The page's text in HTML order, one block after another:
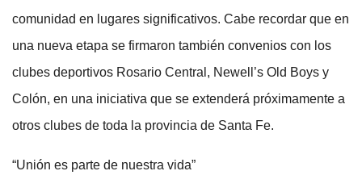
comunidad en lugares significativos. Cabe recordar que en
una nueva etapa se firmaron también convenios con los
clubes deportivos Rosario Central, Newell’s Old Boys y
Colón, en una iniciativa que se extenderá próximamente a
otros clubes de toda la provincia de Santa Fe.
“Unión es parte de nuestra vida”